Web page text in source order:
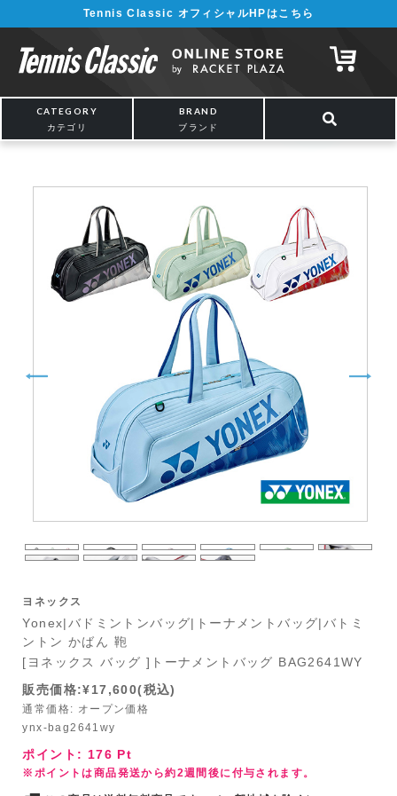
¥5,000以上の購入で送料無料!! 詳しくは こちら
Tennis Classic オフィシャルHPはこちら
CATEGORY
カテゴリ
BRAND
ブランド
ヨネックス
Yonex|バドミントンバッグ|トーナメントバッグ|バトミ
ントン かばん 鞄
[ヨネックス バッグ ]トーナメントバッグ BAG2641WY
販売価格:¥17,600(税込)
通常価格: オープン価格
ynx-bag2641wy
ポイント: 176 Pt
※ポイントは商品発送から約2週間後に付与されます。